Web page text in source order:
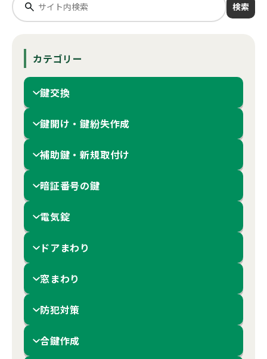
検索
カテゴリー
鍵交換
鍵開け・鍵紛失作成
補助鍵・新規取付け
暗証番号の鍵
電気錠
ドアまわり
窓まわり
防犯対策
合鍵作成